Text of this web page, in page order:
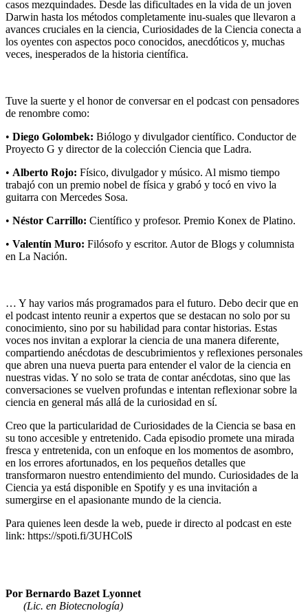
casos mezquindades. Desde las dificultades en la vida de un joven
Darwin hasta los métodos completamente inu-suales que llevaron a
avances cruciales en la ciencia, Curiosidades de la Ciencia conecta a
los oyentes con aspectos poco conocidos, anecdóticos y, muchas
veces, inesperados de la historia científica.
Tuve la suerte y el honor de conversar en el podcast con pensadores
de renombre como:
• Diego Golombek: Biólogo y divulgador científico. Conductor de
Proyecto G y director de la colección Ciencia que Ladra.
• Alberto Rojo: Físico, divulgador y músico. Al mismo tiempo
trabajó con un premio nobel de física y grabó y tocó en vivo la
guitarra con Mercedes Sosa.
• Néstor Carrillo: Científico y profesor. Premio Konex de Platino.
• Valentín Muro: Filósofo y escritor. Autor de Blogs y columnista
en La Nación.
… Y hay varios más programados para el futuro. Debo decir que en
el podcast intento reunir a expertos que se destacan no solo por su
conocimiento, sino por su habilidad para contar historias. Estas
voces nos invitan a explorar la ciencia de una manera diferente,
compartiendo anécdotas de descubrimientos y reflexiones personales
que abren una nueva puerta para entender el valor de la ciencia en
nuestras vidas. Y no solo se trata de contar anécdotas, sino que las
conversaciones se vuelven profundas e intentan reflexionar sobre la
ciencia en general más allá de la curiosidad en sí.
Creo que la particularidad de Curiosidades de la Ciencia se basa en
su tono accesible y entretenido. Cada episodio promete una mirada
fresca y entretenida, con un enfoque en los momentos de asombro,
en los errores afortunados, en los pequeños detalles que
transformaron nuestro entendimiento del mundo. Curiosidades de la
Ciencia ya está disponible en Spotify y es una invitación a
sumergirse en el apasionante mundo de la ciencia.
Para quienes leen desde la web, puede ir directo al podcast en este
link: https://spoti.fi/3UHColS
Por Bernardo Bazet Lyonnet
(Lic. en Biotecnología)